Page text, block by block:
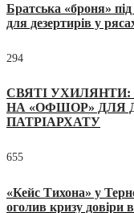
Братська «броня»
для дезертирів у
294
СВЯТІ
НА «ОФШОР» ДЛЯ
ПАТРІАРХАТУ
655
«Кейс Тихона» у
оголив кризу